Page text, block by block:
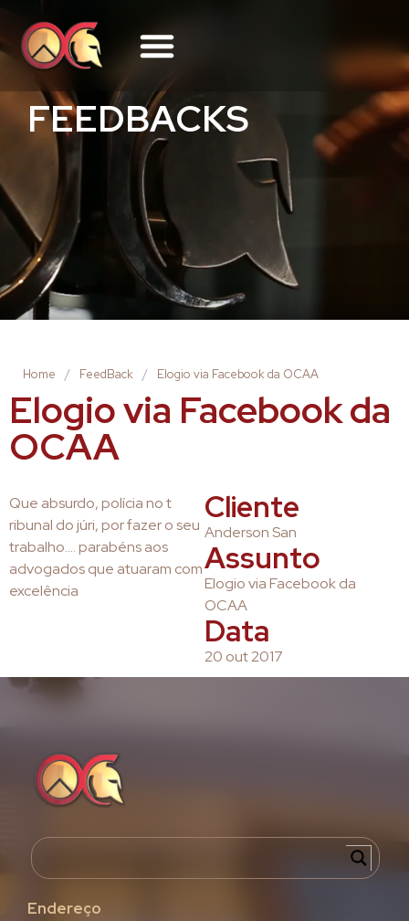
FEEDBACKS
Home / FeedBack / Elogio via Facebook da OCAA
Elogio via Facebook da
OCAA
Que absurdo, polícia no t
ribunal do júri, por fazer o seu
trabalho…. parabéns aos
advogados que atuaram com
excelência
Cliente
Anderson San
Assunto
Elogio via Facebook da
OCAA
Data
20 out 2017
Endereço